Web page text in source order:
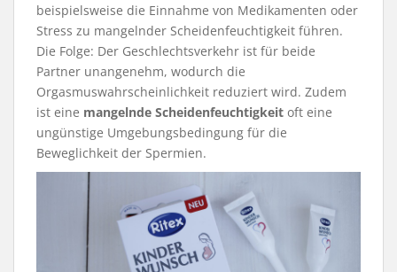
beispielsweise die Einnahme von Medikamenten oder
Stress zu mangelnder Scheidenfeuchtigkeit führen.
Die Folge: Der Geschlechtsverkehr ist für beide
Partner unangenehm, wodurch die
Orgasmuswahrscheinlichkeit reduziert wird. Zudem
ist eine mangelnde Scheidenfeuchtigkeit oft eine
ungünstige Umgebungsbedingung für die
Beweglichkeit der Spermien.